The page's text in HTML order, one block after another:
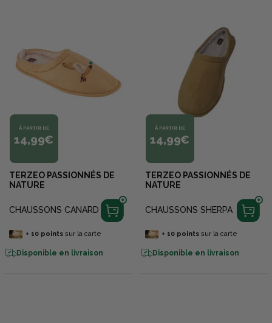
À PARTIR DE
14,99€
TERZEO PASSIONNÉS DE
NATURE
CHAUSSONS CANARD
+ 10pointssur la carte
Disponible en livraison
À PARTIR DE
14,99€
TERZEO PASSIONNÉS DE
NATURE
CHAUSSONS SHERPA
+ 10pointssur la carte
Disponible en livraison